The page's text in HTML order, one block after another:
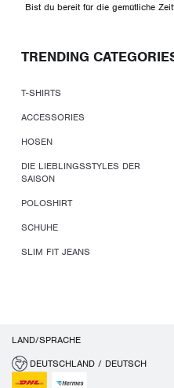
Bist du bereit für die gemütliche
TRENDING
T-SHIRTS
ACCESSORIES
HOSEN
DIE LIEBLINGSSTYLES DER
SAISON
POLOSHIRT
SCHUHE
SLIM FIT JEANS
LAND/SPRACHE
DEUTSCHLAND / DEUTSCH